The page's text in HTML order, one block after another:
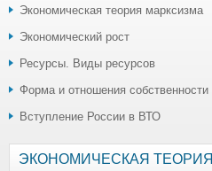
Экономическая теория марксизма
Экономический рост
Ресурсы. Виды ресурсов
Форма и отношения собственности
Вступление России в ВТО
ЭКОНОМИЧЕСКАЯ ТЕОРИЯ